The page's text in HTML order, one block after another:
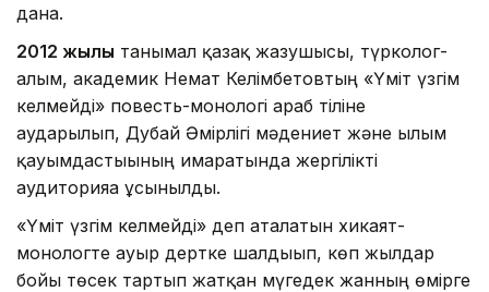
дана.
2012 жылы танымал қазақ жазушысы, түрколог-
ғалым, академик Немат Келімбетовтың «Үміт үзгім
келмейді» повесть-монологі араб тіліне
аударылып, Дубай Әмірлігі мәдениет және ғылым
қауымдастығының ғимаратында жергілікті
аудиторияға ұсынылды.
«Үміт үзгім келмейді» деп аталатын хикаят-
монологте ауыр дертке шалдығып, көп жылдар
бойы төсек тартып жатқан мүгедек жанның өмірге